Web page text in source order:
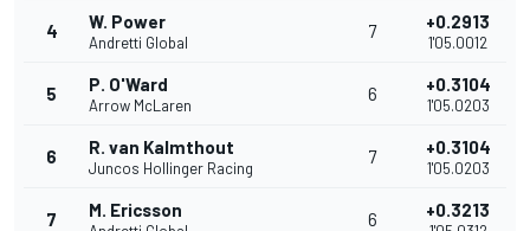
4 W. Power
Andretti Global
7 +0.2913
1'05.0012
5 P. O'Ward
Arrow McLaren
6 +0.3104
1'05.0203
6 R. van Kalmthout
Juncos Hollinger Racing
7 +0.3104
1'05.0203
7 M. Ericsson 6 +0.3213